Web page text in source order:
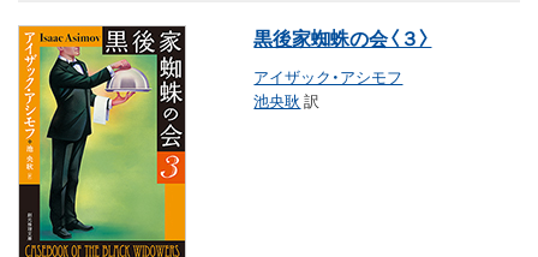
黒後家蜘蛛の会〈３〉
アイザック・アシモフ
池央耿 訳